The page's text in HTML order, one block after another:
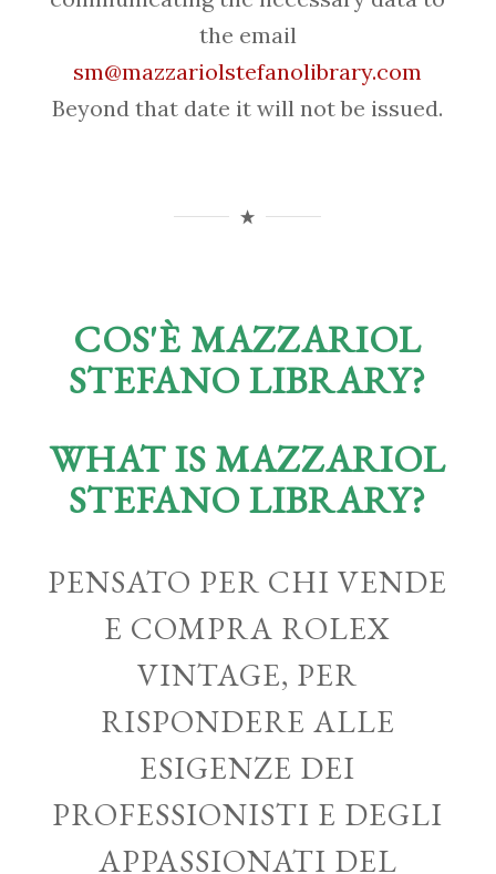
the email
sm@mazzariolstefanolibrary.com
Beyond that date it will not be issued.
COS'È MAZZARIOL
STEFANO LIBRARY?
WHAT IS MAZZARIOL
STEFANO LIBRARY?
PENSATO PER CHI VENDE
E COMPRA ROLEX
VINTAGE, PER
RISPONDERE ALLE
ESIGENZE DEI
PROFESSIONISTI E DEGLI
APPASSIONATI DEL